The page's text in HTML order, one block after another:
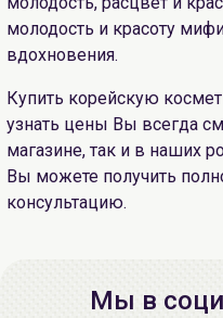
молодость и красоту
вдохновения.
Купить корейскую
узнать цены Вы всегда
магазине, так и в наших
Вы можете получить
консультацию.
Мы в